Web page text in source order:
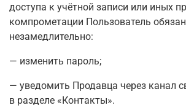
доступа к учётной записи или иных
компрометации Пользователь обязан
незамедлительно:
— изменить пароль;
— уведомить Продавца через канал
в разделе «Контакты».